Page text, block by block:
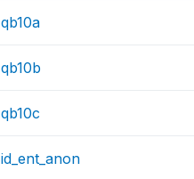
qb10a
qb10b
qb10c
id_ent_anon